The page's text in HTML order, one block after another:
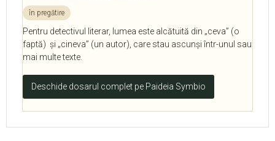
în pregătire
Pentru detectivul literar, lumea este alcătuită din „ceva” (o
faptă) și „cineva” (un autor), care stau ascunși într-unul sau
mai multe texte.
Deschide dosarul complet pe Paideia Symbio